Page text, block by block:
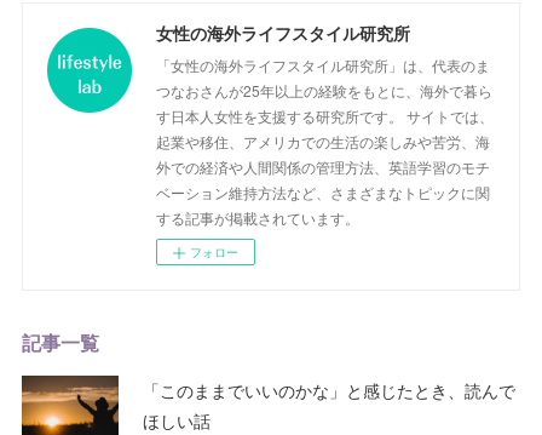
女性の海外ライフスタイル研究所
「女性の海外ライフスタイル研究所」は、代表のま
つなおさんが25年以上の経験をもとに、海外で暮ら
す日本人女性を支援する研究所です。 サイトでは、
起業や移住、アメリカでの生活の楽しみや苦労、海
外での経済や人間関係の管理方法、英語学習のモチ
ベーション維持方法など、さまざまなトピックに関
する記事が掲載されています。
フォロー
記事一覧
「このままでいいのかな」と感じたとき、読んで
ほしい話